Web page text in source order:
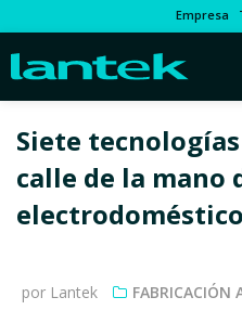
Empresa
Siete
calle de la mano
por Lantek FABRICACIÓN